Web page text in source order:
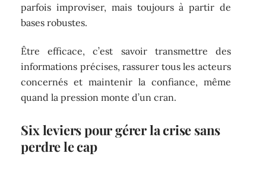
parfois improviser, mais toujours à partir de
bases robustes.
Être efficace, c’est savoir transmettre des
informations précises, rassurer tous les acteurs
concernés et maintenir la confiance, même
quand la pression monte d’un cran.
Six leviers pour gérer la crise sans
perdre le cap